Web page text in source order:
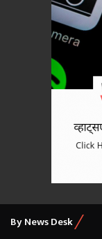
By News Desk